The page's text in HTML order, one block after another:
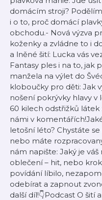
domácím stroji?
i o to, proč domácí
obchodu.- Nová výzva
koženky a zvládne to i
a lněné šití: Lucka vás
Fantasy ples i na to, jak
manžela na výlet do
kloboučky pro děti: Jak
nošení pokrývky hlavy v
60 kilech odstřižků látek
námi v
letošní léto? Chystáte
nebo máte
nám napište: Jaký je
oblečení – hit, nebo
povídání líbilo,
odebírat a zapnout
další díl!👇Podcast O šití